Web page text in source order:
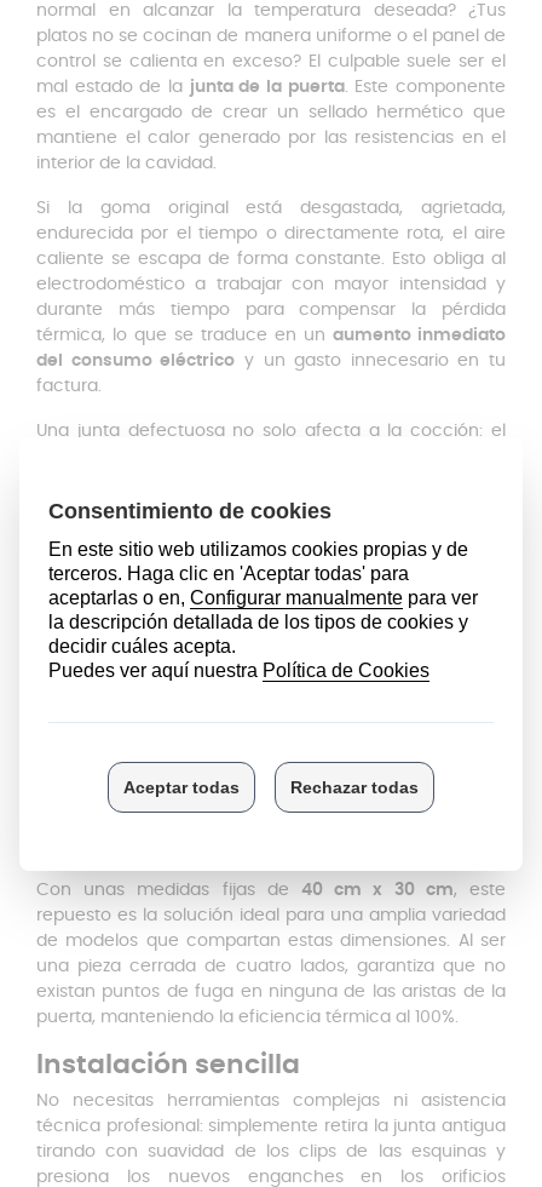
normal en alcanzar la temperatura deseada? ¿Tus
platos no se cocinan de manera uniforme o el panel de
control se calienta en exceso? El culpable suele ser el
mal estado de la junta de la puerta. Este componente
es el encargado de crear un sellado hermético que
mantiene el calor generado por las resistencias en el
interior de la cavidad.
Si la goma original está desgastada, agrietada,
endurecida por el tiempo o directamente rota, el aire
caliente se escapa de forma constante. Esto obliga al
electrodoméstico a trabajar con mayor intensidad y
durante más tiempo para compensar la pérdida
térmica, lo que se traduce en un aumento inmediato
del consumo eléctrico y un gasto innecesario en tu
factura.
Una junta defectuosa no solo afecta a la cocción: el
de control o deteriorar los componentes electrónicos
hornode alta calidad es la forma más económica de
prolongar la vida útil de tu aparato y garantizar que tus
recetas queden perfectas en el menor tiempo posible.
Junta de Horno
con una goma especial de alta densidad,
extremas sin perder su elasticidad ni deformarse. Su
diseño reversible permite una adaptación total a la
Con unas medidas fijas de 40 cm x 30 cm, este
repuesto es la solución ideal para una amplia variedad
de modelos que compartan estas dimensiones. Al ser
una pieza cerrada de cuatro lados, garantiza que no
existan puntos de fuga en ninguna de las aristas de la
puerta, manteniendo la eficiencia térmica al 100%.
Instalación sencilla
No necesitas herramientas complejas ni asistencia
técnica profesional: simplemente retira la junta antigua
tirando con suavidad de los clips de las esquinas y
presiona los nuevos enganches en los orificios